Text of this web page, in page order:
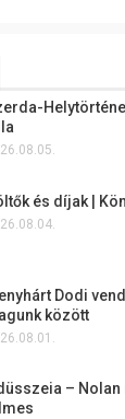
és díjak |
Dodi
között
– Nolan